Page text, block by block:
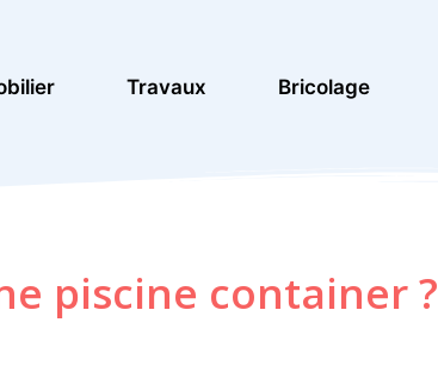
Travaux Bricolage
piscine container ?